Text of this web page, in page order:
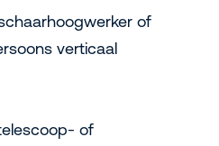
of
verticaal
of